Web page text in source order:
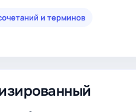
и терминов